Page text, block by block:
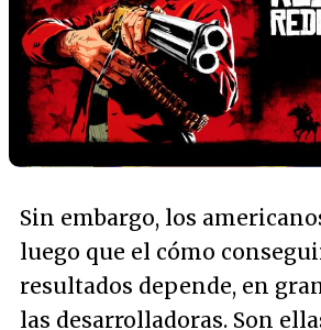
Sin embargo, los
luego que el cómo
resultados depende, en
las desarrolladoras. Son